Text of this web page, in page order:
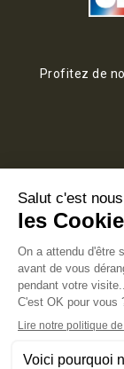
Profitez de